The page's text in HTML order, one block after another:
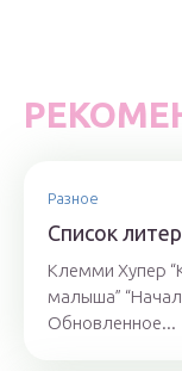
Разное
Список
Клемми Хупер
малыша”
Обновленное...